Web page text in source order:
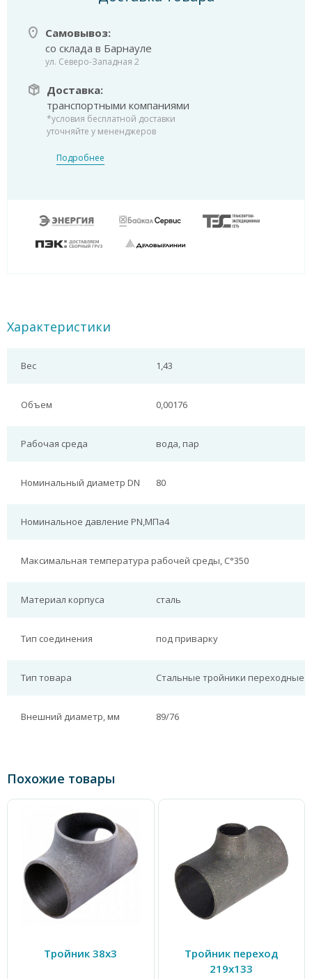
Самовывоз:
со склада в Барнауле
ул. Северо-Западная 2
Доставка:
транспортными компаниями
*условия бесплатной доставки
уточняйте у мененджеров
Подробнее
Характеристики
Вес 1,43
Объем 0,00176
Рабочая среда вода, пар
Номинальный диаметр DN 80
Номинальное давление PN,МПа4
Максимальная температура рабочей среды, С°350
Материал корпуса сталь
Тип соединения под приварку
Тип товара Стальные тройники переходные
Внешний диаметр, мм 89/76
Похожие товары
Тройник 38х3
Тройник переход
219х133